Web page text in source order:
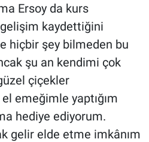
Ersoy da kurs
kaydettiğini
hiçbir şey bilmeden bu
şu an kendimi çok
çiçekler
emeğimle yaptığım
hediye ediyorum.
gelir elde etme imkânım